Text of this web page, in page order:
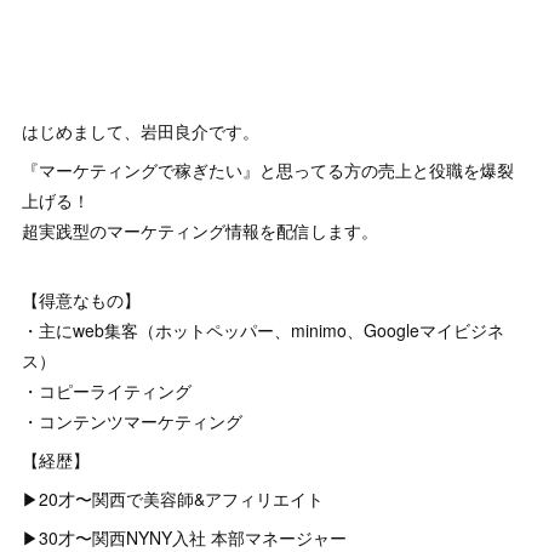
はじめまして、岩田良介です。
『マーケティングで稼ぎたい』と思ってる方の売上と役職を爆裂
上げる！
超実践型のマーケティング情報を配信します。
【得意なもの】
・主にweb集客（ホットペッパー、minimo、Googleマイビジネ
ス）
・コピーライティング
・コンテンツマーケティング
【経歴】
▶︎20才〜関西で美容師&アフィリエイト
▶︎30才〜関西NYNY入社 本部マネージャー